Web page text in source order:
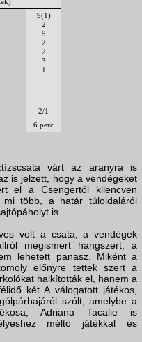
9(1)
2
9
2
2
3
1
2/1
6 perc
várt az aranyra is
is jelzett, hogy a vendégeket
el a Csengertől kilencven
mi több, a határ túloldaláról
is.
volt a csata, a vendégek
megismert hangszert, a
lehetett panasz. Miként a
előnyre tettek szert a
halkították el, hanem a
két A válogatott játékos,
szólt, amelybe a
Adriana Tacalie is
méltó játékkal és